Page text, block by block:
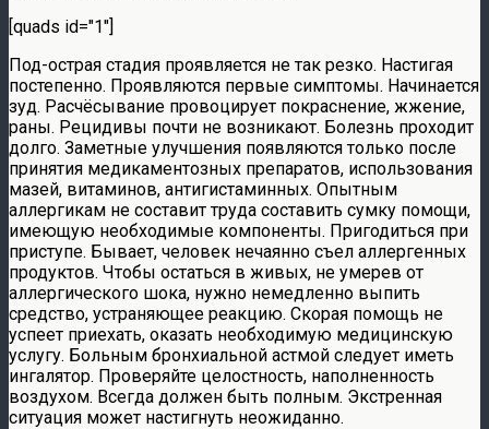
[quads id="1"]
Под-острая стадия проявляется не так резко. Настигая
постепенно. Проявляются первые симптомы. Начинается
зуд. Расчёсывание провоцирует покраснение, жжение,
раны. Рецидивы почти не возникают. Болезнь проходит
долго. Заметные улучшения появляются только после
принятия медикаментозных препаратов, использования
мазей, витаминов, антигистаминных. Опытным
аллергикам не составит труда составить сумку помощи,
имеющую необходимые компоненты. Пригодиться при
приступе. Бывает, человек нечаянно съел аллергенных
продуктов. Чтобы остаться в живых, не умерев от
аллергического шока, нужно немедленно выпить
средство, устраняющее реакцию. Скорая помощь не
успеет приехать, оказать необходимую медицинскую
услугу. Больным бронхиальной астмой следует иметь
ингалятор. Проверяйте целостность, наполненность
воздухом. Всегда должен быть полным. Экстренная
ситуация может настигнуть неожиданно.